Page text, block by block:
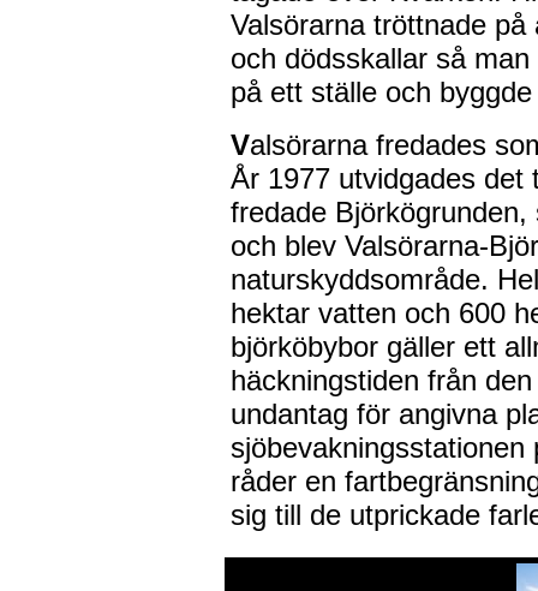
Valsörarna tröttnade
och dödsskallar så
på ett ställe och
Valsörarna fredades
År 1977 utvidgades det
fredade
och blev Valsörarna-
naturskyddsområde.
hektar vatten och 600
björköbybor gäller ett
häckningstiden från
undantag för angivna
råder en
sig till de utprickade